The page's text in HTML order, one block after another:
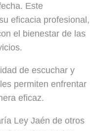
Este
eficacia profesional,
el bienestar de las
de escuchar y
permiten enfrentar
eficaz.
Ley Jaén de otros